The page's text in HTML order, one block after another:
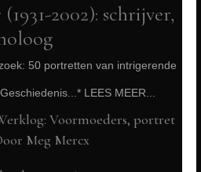
2002): schrijver,
50 portretten van intrigerende
LEES MEER...
Voormoeders, portret
Meg Mercx